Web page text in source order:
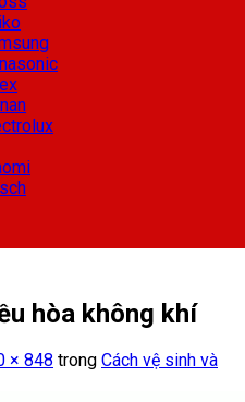
hòa không khí
× 848 trong Cách vệ sinh và